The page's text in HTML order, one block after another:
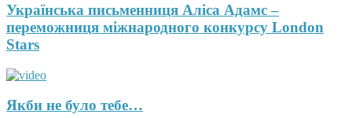
Українська письменниця Аліса Адамс –
переможниця міжнародного конкурсу London
Stars
Якби не було тебе…